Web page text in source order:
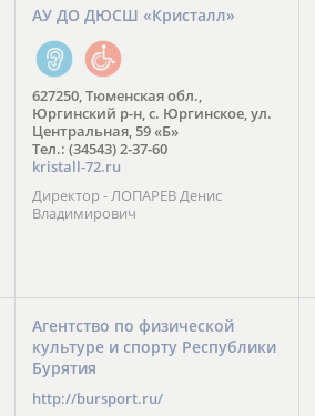
АУ ДО ДЮСШ «Кристалл»
627250, Тюменская обл.,
Юргинский р-н, с. Юргинское, ул.
Центральная, 59 «Б»
Тел.: (34543) 2-37-60
kristall-72.ru
Директор - ЛОПАРЕВ Денис
Владимирович
Агентство по физической
культуре и спорту Республики
Бурятия
http://bursport.ru/